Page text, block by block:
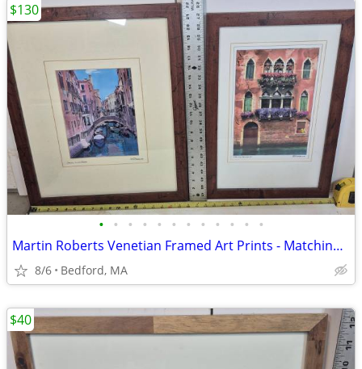
• • • • • • • • • • • •
Martin Roberts Venetian Framed Art Prints - Matching Set of 2
8/6 Bedford, MA
$130
$40